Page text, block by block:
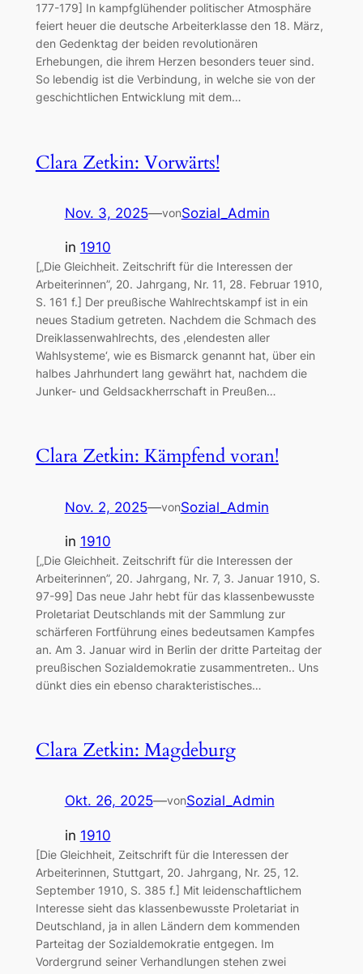
177-179] In kampfglühender politischer Atmosphäre
feiert heuer die deutsche Arbeiterklasse den 18. März,
den Gedenktag der beiden revolutionären
Erhebungen, die ihrem Herzen besonders teuer sind.
So lebendig ist die Verbindung, in welche sie von der
geschichtlichen Entwicklung mit dem…
Clara Zetkin: Vorwärts!
Nov. 3, 2025—vonSozial_Admin
in 1910
[„Die Gleichheit. Zeitschrift für die Interessen der
Arbeiterinnen”, 20. Jahrgang, Nr. 11, 28. Februar 1910,
S. 161 f.] Der preußische Wahlrechtskampf ist in ein
neues Stadium getreten. Nachdem die Schmach des
Dreiklassenwahlrechts, des ,elendesten aller
Wahlsysteme‘, wie es Bismarck genannt hat, über ein
halbes Jahrhundert lang gewährt hat, nachdem die
Junker- und Geldsackherrschaft in Preußen…
Clara Zetkin: Kämpfend voran!
Nov. 2, 2025—vonSozial_Admin
in 1910
[„Die Gleichheit. Zeitschrift für die Interessen der
Arbeiterinnen”, 20. Jahrgang, Nr. 7, 3. Januar 1910, S.
97-99] Das neue Jahr hebt für das klassenbewusste
Proletariat Deutschlands mit der Sammlung zur
schärferen Fortführung eines bedeutsamen Kampfes
an. Am 3. Januar wird in Berlin der dritte Parteitag der
preußischen Sozialdemokratie zusammentreten.. Uns
dünkt dies ein ebenso charakteristisches…
Clara Zetkin: Magdeburg
Okt. 26, 2025—vonSozial_Admin
in 1910
[Die Gleichheit, Zeitschrift für die Interessen der
Arbeiterinnen, Stuttgart, 20. Jahrgang, Nr. 25, 12.
September 1910, S. 385 f.] Mit leidenschaftlichem
Interesse sieht das klassenbewusste Proletariat in
Deutschland, ja in allen Ländern dem kommenden
Parteitag der Sozialdemokratie entgegen. Im
Vordergrund seiner Verhandlungen stehen zwei